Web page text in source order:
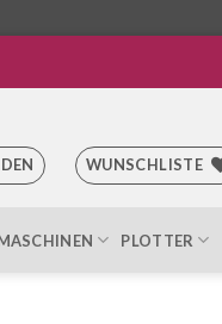
WUNSCHLISTE
PLOTTER